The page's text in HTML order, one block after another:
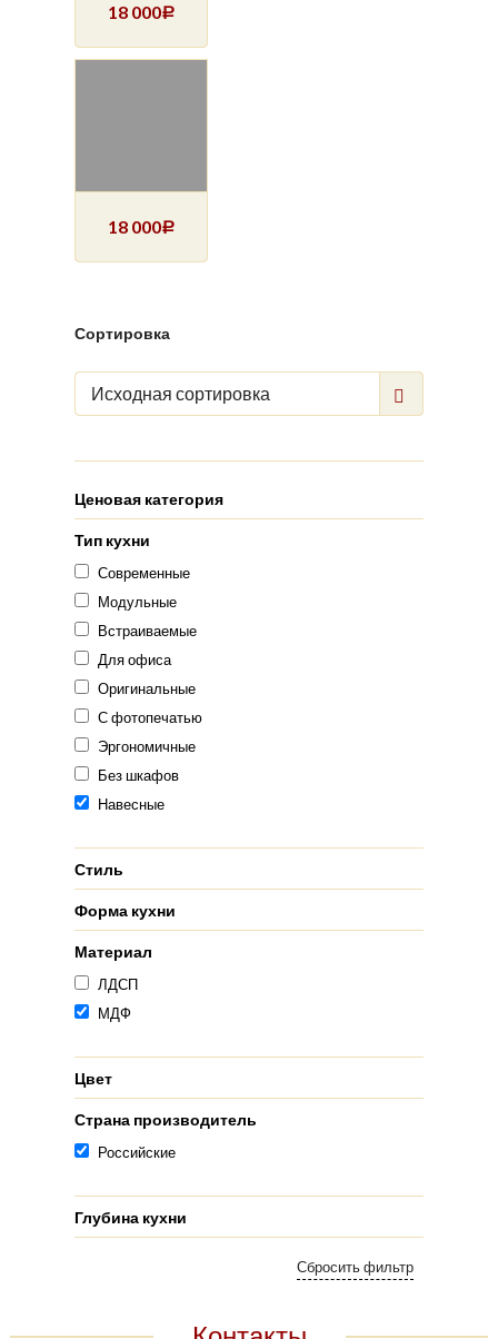
18 000Р
18 000Р
Сортировка
Исходная сортировка
Ценовая категория
Тип кухни
Современные
Модульные
Встраиваемые
Для офиса
Оригинальные
С фотопечатью
Эргономичные
Без шкафов
Навесные
Стиль
Форма кухни
Материал
ЛДСП
МДФ
Цвет
Страна производитель
Российские
Глубина кухни